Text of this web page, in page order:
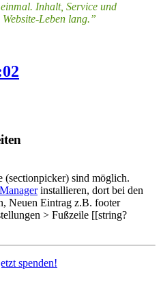
Inhalt, Service und
Leben lang.”
sind möglich.
installieren, dort bei den
Neuen Eintrag z.B. footer
> Fußzeile [[string?
spenden!